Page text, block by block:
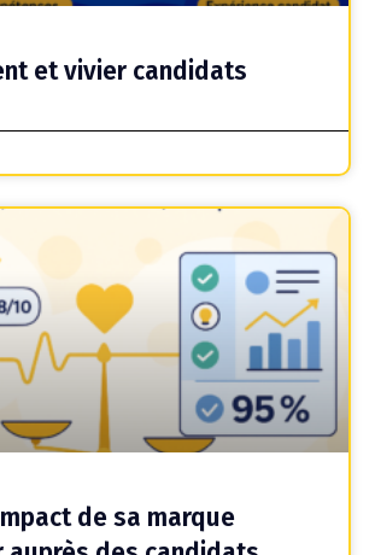
et vivier candidats
de sa marque